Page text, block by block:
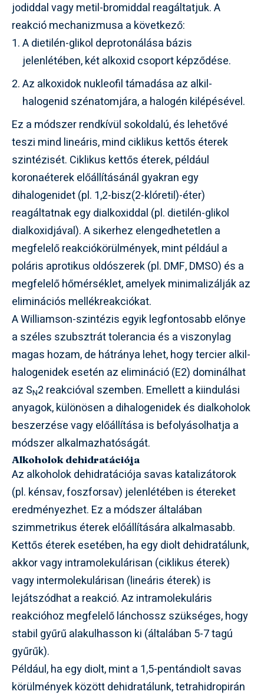
jodiddal vagy metil-bromiddal reagáltatjuk. A
reakció mechanizmusa a következő:
A dietilén-glikol deprotonálása bázis
jelenlétében, két alkoxid csoport képződése.
Az alkoxidok nukleofil támadása az alkil-
halogenid szénatomjára, a halogén kilépésével.
Ez a módszer rendkívül sokoldalú, és lehetővé
teszi mind lineáris, mind ciklikus kettős éterek
szintézisét. Ciklikus kettős éterek, például
koronaéterek előállításánál gyakran egy
dihalogenidet (pl. 1,2-bisz(2-klóretil)-éter)
reagáltatnak egy dialkoxiddal (pl. dietilén-glikol
dialkoxidjával). A sikerhez elengedhetetlen a
megfelelő reakciókörülmények, mint például a
poláris aprotikus oldószerek (pl. DMF, DMSO) és a
megfelelő hőmérséklet, amelyek minimalizálják az
eliminációs mellékreakciókat.
A Williamson-szintézis egyik legfontosabb előnye
a széles szubsztrát tolerancia és a viszonylag
magas hozam, de hátránya lehet, hogy tercier alkil-
halogenidek esetén az elimináció (E2) dominálhat
az SN2 reakcióval szemben. Emellett a kiindulási
anyagok, különösen a dihalogenidek és dialkoholok
beszerzése vagy előállítása is befolyásolhatja a
módszer alkalmazhatóságát.
Alkoholok dehidratációja
Az alkoholok dehidratációja savas katalizátorok
(pl. kénsav, foszforsav) jelenlétében is étereket
eredményezhet. Ez a módszer általában
szimmetrikus éterek előállítására alkalmasabb.
Kettős éterek esetében, ha egy diolt dehidratálunk,
akkor vagy intramolekulárisan (ciklikus éterek)
vagy intermolekulárisan (lineáris éterek) is
lejátszódhat a reakció. Az intramolekuláris
reakcióhoz megfelelő lánchossz szükséges, hogy
stabil gyűrű alakulhasson ki (általában 5-7 tagú
gyűrűk).
Például, ha egy diolt, mint a 1,5-pentándiolt savas
körülmények között dehidratálunk, tetrahidropirán